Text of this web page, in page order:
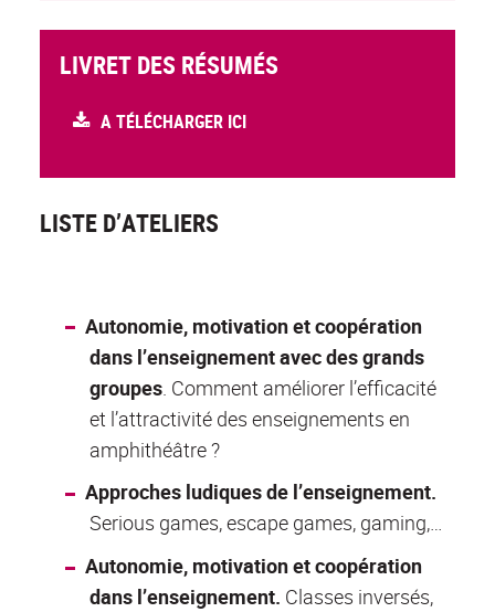
LIVRET DES RÉSUMÉS
A TÉLÉCHARGER ICI
LISTE D’ATELIERS
Autonomie, motivation et coopération
dans l’enseignementavec des grands
groupes . Comment améliorer l’efficacité
et l’attractivité des enseignements en
amphithéâtre ?
Approches ludiques de l’enseignement.
Serious games, escape games, gaming,…
Autonomie, motivation et coopération
dans l’enseignement. Classes inversés,